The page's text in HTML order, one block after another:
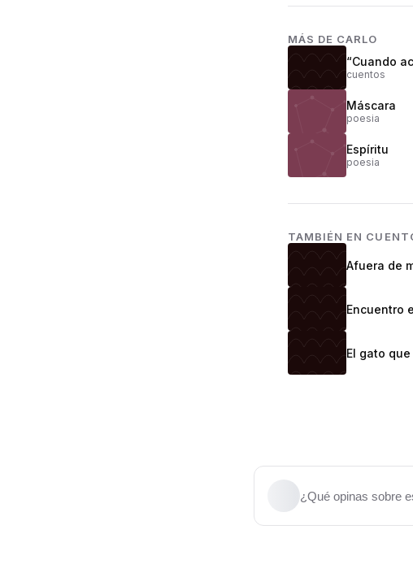
MÁS DE CARLO
“Cuando
cuentos
Máscara
poesia
Espíritu
poesia
TAMBIÉN EN
Afuera de
Encuentro
El gato
¿Qué opinas sobre